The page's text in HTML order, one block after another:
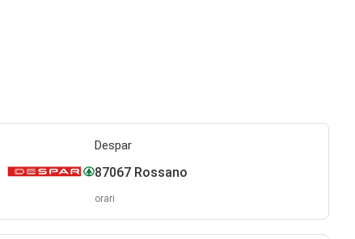
Despar
87067 Rossano
orari